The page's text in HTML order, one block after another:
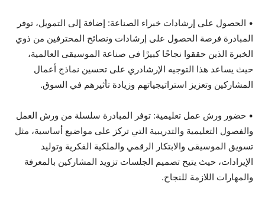
• الحصول على إرشادات خبراء الصناعة: إضافة إلى التمويل، توفر
المبادرة فرصة الحصول على إرشادات ونصائح المحترفين من ذوي
الخبرة الذين حققوا نجاحًا كبيرًا في صناعة الموسيقى العالمية،
حيث يساعد هذا التوجيه الإرشادري على تحسين نماذج أعمال
المشاركين وتعزيز استراتيجياتهم وزيادة تأثيرهم في السوق.
• حضور ورش عمل تعليمية: توفر المبادرة سلسلة من ورش العمل
والفصول التعليمية والتدريبية التي تركز على مواضيع أساسية، مثل
تسويق الموسيقى والابتكار الرقمي والملكية الفكرية وتوليد
الإيرادات، حيث يتيح تصميم الجلسات تزويد المشاركين بالمعرفة
والمهارات اللازمة للنجاح.